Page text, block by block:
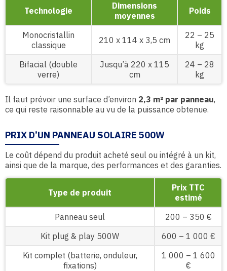
Technologie
Dimensions
moyennes
Poids
Monocristallin
classique
210 x 114 x 3,5 cm
22 – 25
kg
Bifacial (double
verre)
Jusqu’à 220 x 115
cm
24 – 28
kg
Il faut prévoir une surface d’environ 2,3 m² par panneau,
ce qui reste raisonnable au vu de la puissance obtenue.
PRIX D’UN PANNEAU SOLAIRE 500W
Le coût dépend du produit acheté seul ou intégré à un kit,
ainsi que de la marque, des performances et des garanties.
Type de produit
Prix TTC
estimé
Panneau seul
200 – 350 €
Kit plug & play 500W
600 – 1 000 €
Kit complet (batterie, onduleur,
fixations)
1 000 – 1 600
€